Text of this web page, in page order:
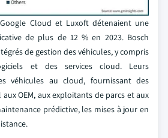
Cloud et Luxoft détenaient une
de plus de 12 % en 2023. Bosch
de gestion des véhicules, y compris
et des services cloud. Leurs
véhicules au cloud, fournissant des
OEM, aux exploitants de parcs et aux
prédictive, les mises à jour en